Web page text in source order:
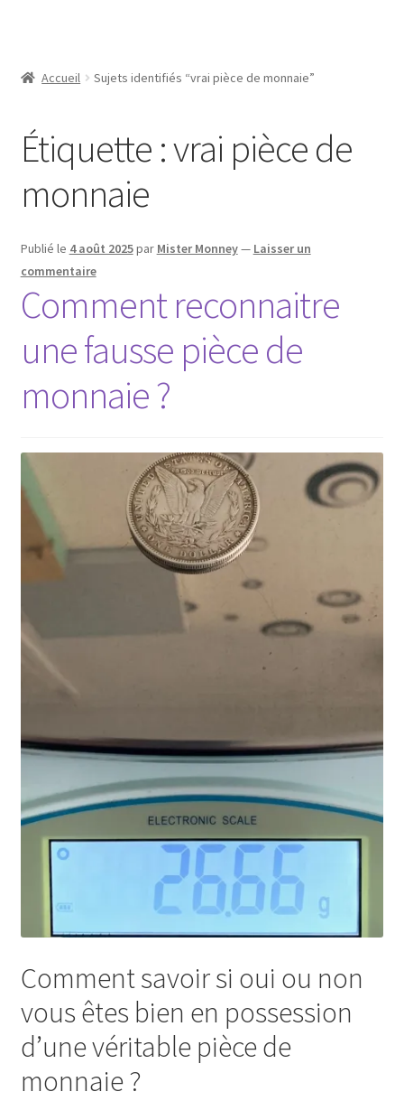
Accueil Sujets identifiés “vrai pièce de monnaie”
Étiquette :vrai pièce de
monnaie
Publié le 4 août 2025par Mister Monney— Laisser un
commentaire
Comment reconnaitre
une fausse pièce de
monnaie ?
Comment savoir si oui ou non
vous êtes bien en possession
d’une véritable pièce de
monnaie ?